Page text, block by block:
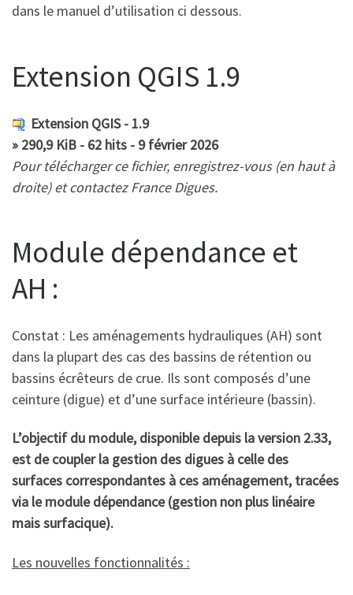
dans le manuel d’utilisation ci dessous.
Extension QGIS 1.9
Extension QGIS - 1.9
» 290,9 KiB - 62 hits - 9 février 2026
Pour télécharger ce fichier, enregistrez-vous (en haut à
droite) et contactez France Digues.
Module dépendance et
AH :
Constat : Les aménagements hydrauliques (AH) sont
dans la plupart des cas des bassins de rétention ou
bassins écrêteurs de crue. Ils sont composés d’une
ceinture (digue) et d’une surface intérieure (bassin).
L’objectif du module, disponible depuis la version 2.33,
est de coupler la gestion des digues à celle des
surfaces correspondantes à ces aménagement, tracées
via le module dépendance (gestion non plus linéaire
mais surfacique).
Les nouvelles fonctionnalités :